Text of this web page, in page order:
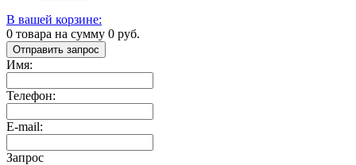
В вашей корзине:
0 товара на сумму 0 руб.
Отправить запрос
Имя:
Телефон:
E-mail:
Запрос